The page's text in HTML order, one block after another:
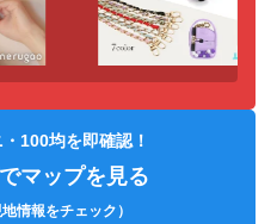
100均を即確認！
マップを見る
情報をチェック）